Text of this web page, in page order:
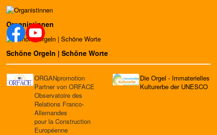
Organistinnen
Schöne Orgeln | Schöne Worte
ORGANpromotion
Partner von ORFACE
Observatoire des
Relations Franco-
Allemandes
pour la Construction
Européenne
Die Orgel - Immaterielles
Kulturerbe der UNESCO